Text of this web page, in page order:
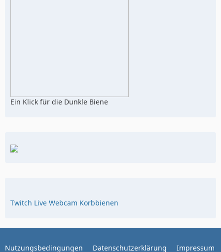
Ein Klick für die Dunkle Biene
Twitch Live Webcam Korbbienen
Nutzungsbedingungen Datenschutzerklärung Impressum